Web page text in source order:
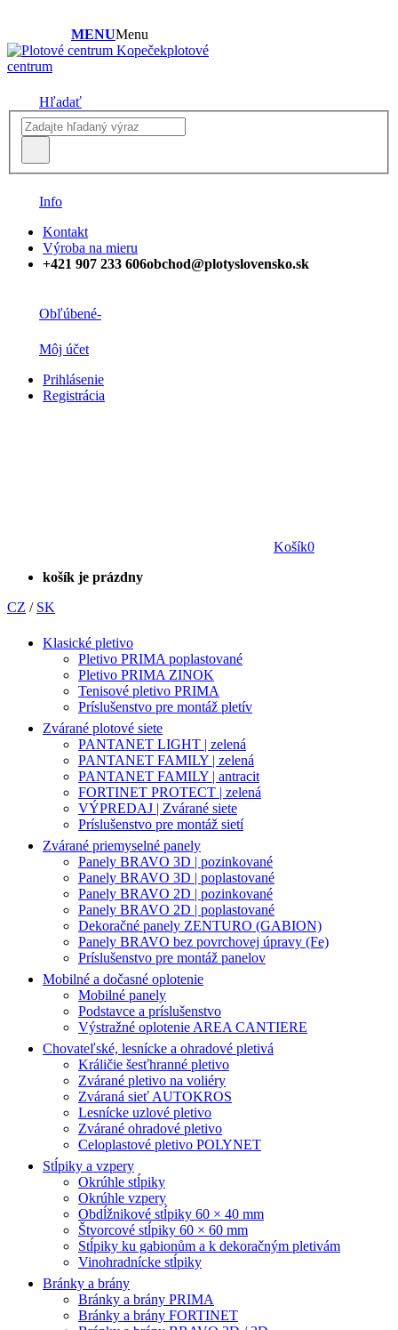
MENUMenu
plotové
centrum
Hľadať
Info
Kontakt
Výroba na mieru
+421 907 233 606obchod@plotyslovensko.sk
Obľúbené-
Môj účet
Prihlásenie
Registrácia
Košík0
košík je prázdny
CZ / SK
Klasické pletivo
Pletivo PRIMA poplastované
Pletivo PRIMA ZINOK
Tenisové pletivo PRIMA
Príslušenstvo pre montáž pletív
Zvárané plotové siete
PANTANET LIGHT | zelená
PANTANET FAMILY | zelená
PANTANET FAMILY | antracit
FORTINET PROTECT | zelená
VÝPREDAJ | Zvárané siete
Príslušenstvo pre montáž sietí
Zvárané priemyselné panely
Panely BRAVO 3D | pozinkované
Panely BRAVO 3D | poplastované
Panely BRAVO 2D | pozinkované
Panely BRAVO 2D | poplastované
Dekoračné panely ZENTURO (GABION)
Panely BRAVO bez povrchovej úpravy (Fe)
Príslušenstvo pre montáž panelov
Mobilné a dočasné oplotenie
Mobilné panely
Podstavce a príslušenstvo
Výstražné oplotenie AREA CANTIERE
Chovateľské, lesnícke a ohradové pletivá
Králičie šesťhranné pletivo
Zvárané pletivo na voliéry
Zváraná sieť AUTOKROS
Lesnícke uzlové pletivo
Zvárané ohradové pletivo
Celoplastové pletivo POLYNET
Stĺpiky a vzpery
Okrúhle stĺpiky
Okrúhle vzpery
Obdĺžnikové stĺpiky 60 × 40 mm
Štvorcové stĺpiky 60 × 60 mm
Stĺpiky ku gabionům a k dekoračným pletivám
Vinohradnícke stĺpiky
Bránky a brány
Bránky a brány PRIMA
Bránky a brány FORTINET